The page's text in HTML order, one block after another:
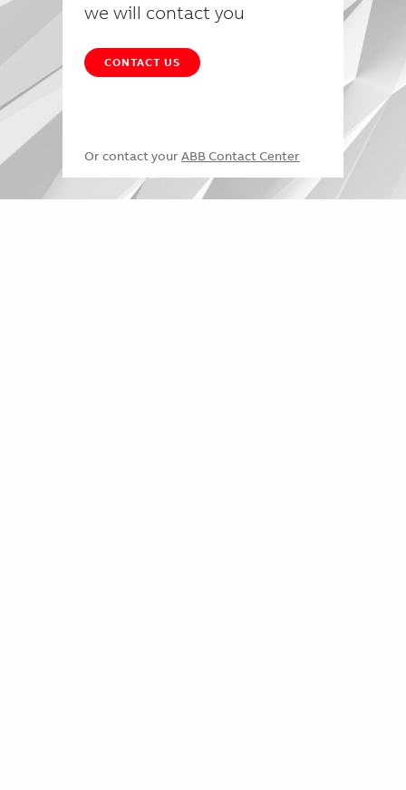
we will contact you
CONTACT US
Or contact your ABB Contact Center